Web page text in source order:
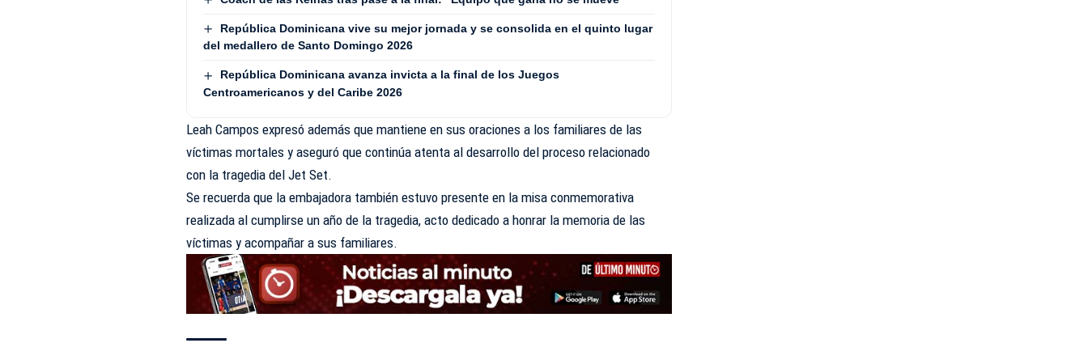
República Dominicana vive su mejor jornada y se consolida en el quinto lugar
del medallero de Santo Domingo 2026
República Dominicana avanza invicta a la final de los Juegos
Centroamericanos y del Caribe 2026
Leah Campos expresó además que mantiene en sus oraciones a los familiares de las
víctimas mortales y aseguró que continúa atenta al desarrollo del proceso relacionado
con la tragedia del Jet Set.
Se recuerda que la embajadora también estuvo presente en la misa conmemorativa
realizada al cumplirse un año de la tragedia, acto dedicado a honrar la memoria de las
víctimas y acompañar a sus familiares.